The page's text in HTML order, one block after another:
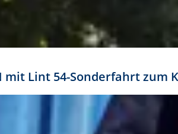
mit Lint 54-Sonderfahrt